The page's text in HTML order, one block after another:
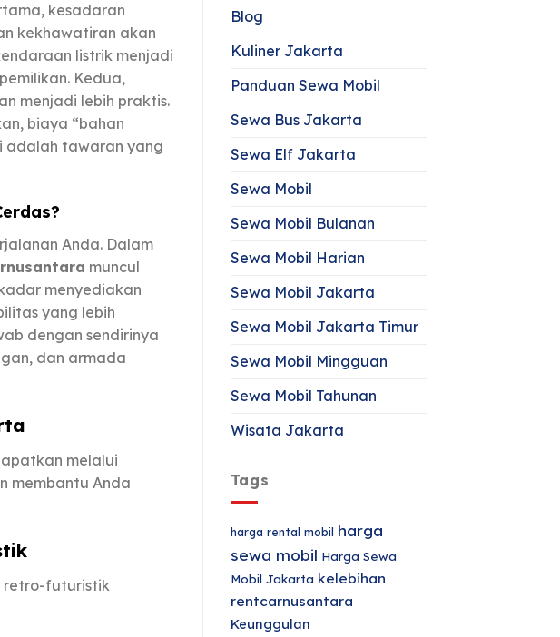
kesadaran
kekhawatiran akan
listrik menjadi
Kedua,
menjadi lebih praktis.
biaya “bahan
adalah tawaran yang
Anda. Dalam
muncul
menyediakan
yang lebih
dengan sendirinya
dan armada
melalui
membantu Anda
retro-futuristik
Blog
Kuliner Jakarta
Panduan Sewa Mobil
Sewa Bus Jakarta
Sewa Elf Jakarta
Sewa Mobil
Sewa Mobil Bulanan
Sewa Mobil Harian
Sewa Mobil Jakarta
Sewa Mobil Jakarta Timur
Sewa Mobil Mingguan
Sewa Mobil Tahunan
Wisata Jakarta
Tags
harga rental mobil harga
sewa mobil Harga Sewa
Mobil Jakarta kelebihan
rentcarnusantara
Keunggulan